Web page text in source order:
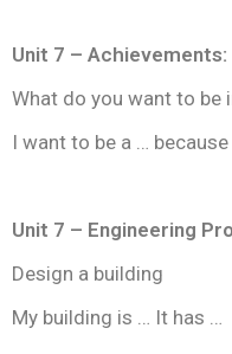
Unit 7 –
What do you want to be
I want to be a … because
Unit 7 – Engineering
Design a building
My building is … It has …